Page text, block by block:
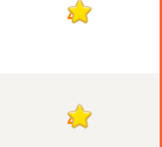
4
4